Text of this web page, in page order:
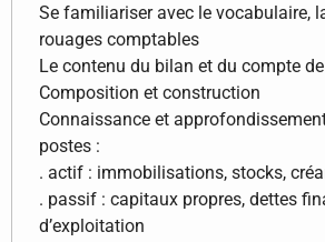
Se familiariser avec le vocabulaire,
rouages comptables
Le contenu du bilan et du compte
Composition et construction
Connaissance et
postes :
. actif : immobilisations, stocks,
. passif : capitaux propres, dettes
d’exploitation